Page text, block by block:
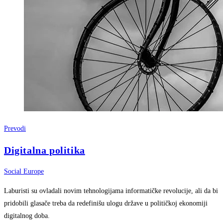
Prevodi
Digitalna politika
Social Europe
Laburisti su ovladali novim tehnologijama informatičke revolucije, ali da bi
pridobili glasače treba da redefinišu ulogu države u političkoj ekonomiji
digitalnog doba.